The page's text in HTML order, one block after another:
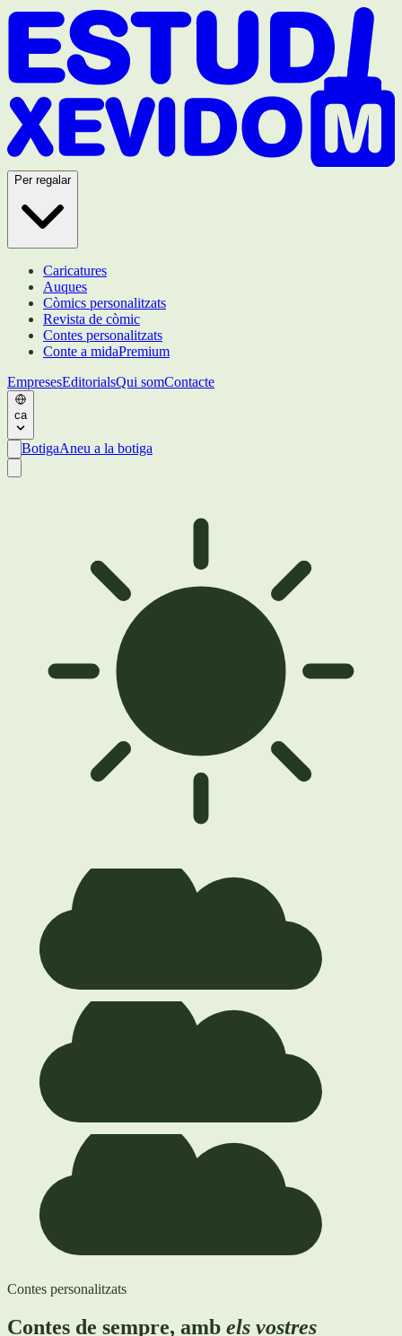
Per regalar
Caricatures
Auques
Còmics personalitzats
Revista de còmic
Contes personalitzats
Conte a midaPremium
EmpresesEditorialsQui somContacte
ca
BotigaAneu a la botiga
Contes personalitzats
Contes de sempre, amb els vostres